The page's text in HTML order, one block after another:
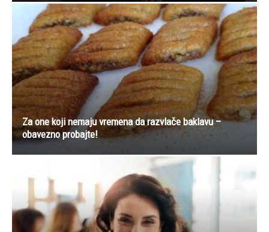
Za one koji nemaju vremena da razvlače baklavu –
obavezno probajte!